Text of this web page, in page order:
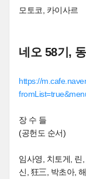
모토코, 카이사르
네오 58기,
https://
장 수 들
(공헌도 순서)
임사영, 치토게, 린
신, 狂三, 박초아,